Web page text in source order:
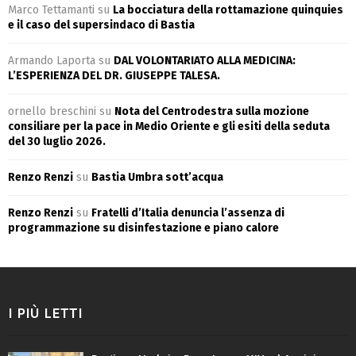
Marco Tettamanti su La bocciatura della rottamazione quinquies
e il caso del supersindaco di Bastia
Armando Laporta su DAL VOLONTARIATO ALLA MEDICINA:
L’ESPERIENZA DEL DR. GIUSEPPE TALESA.
ornello breschini su Nota del Centrodestra sulla mozione
consiliare per la pace in Medio Oriente e gli esiti della seduta
del 30 luglio 2026.
Renzo Renzi su Bastia Umbra sott’acqua
Renzo Renzi su Fratelli d’Italia denuncia l’assenza di
programmazione su disinfestazione e piano calore
I PIÙ LETTI